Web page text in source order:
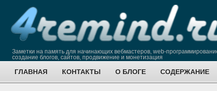
Заметки на память для начинающих вебмастеров, web-
создание блогов, сайтов, продвижение и монетизация
ГЛАВНАЯ КОНТАКТЫ О БЛОГЕ СОДЕРЖАНИЕ